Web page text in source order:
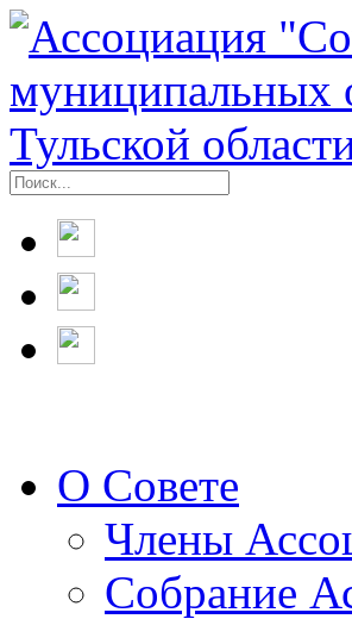
О Совете
Члены
Собрание